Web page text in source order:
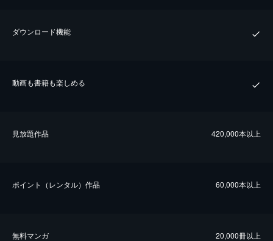
ダウンロード機能
動画も書籍も楽しめる
⾒放題作品 420,000本以上
ポイント（レンタル）作品 60,000本以上
無料マンガ 20,000冊以上